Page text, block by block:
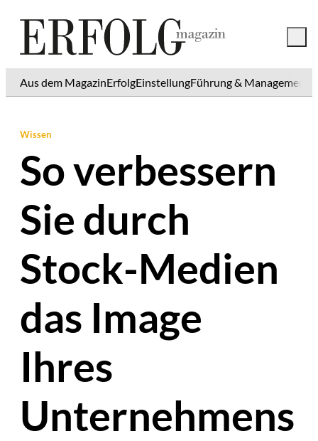
Aus dem MagazinErfolgEinstellungFührung & Management
Wissen
So verbessern
Sie durch
Stock-Medien
das Image
Ihres
Unternehmens